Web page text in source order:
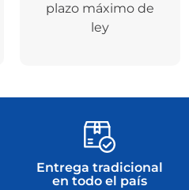
plazo máximo de
ley
Entrega tradicional
en todo el país